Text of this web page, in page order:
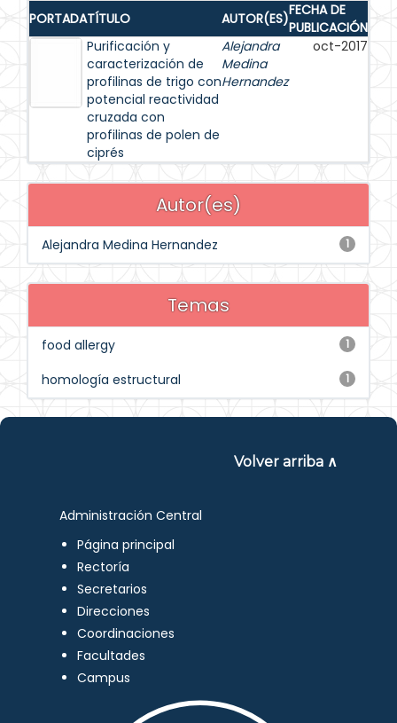
PORTADATÍTULO AUTOR(ES)FECHA DE
PUBLICACIÓN
Purificación y
caracterización de
profilinas de trigo con
potencial reactividad
cruzada con
profilinas de polen de
ciprés
Alejandra
Medina
Hernandez
oct-2017
Autor(es)
1
Alejandra Medina Hernandez
Temas
1
food allergy
1
homología estructural
Volver arriba ∧
Administración Central
Página principal
Rectoría
Secretarios
Direcciones
Coordinaciones
Facultades
Campus